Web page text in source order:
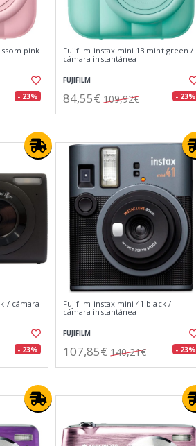
pink
- 23%
Fujifilm instax mini 13 mint green /
cámara instantánea
FUJIFILM
84,55€ 109,92€ - 23%
/ cámara
- 23%
Fujifilm instax mini 41 black /
cámara instantánea
FUJIFILM
107,85€ 140,21€ - 23%